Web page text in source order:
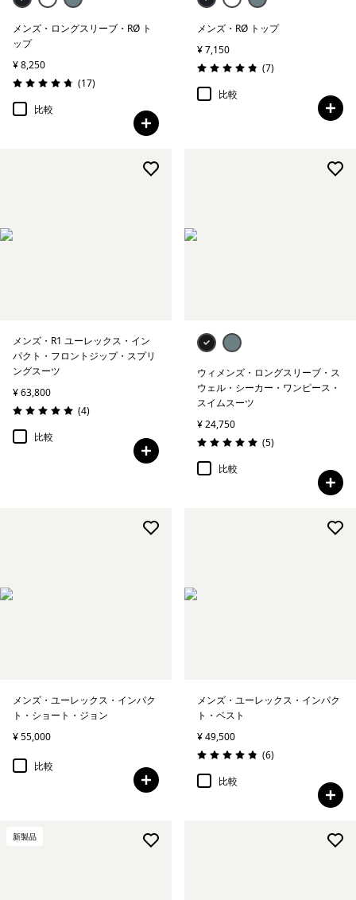
メンズ・ロングスリーブ・RØ ト
ップ
¥ 8,250
評価: 4.7 / 5
(17レビュー
)
比較
メンズ・RØ トップ
¥ 7,150
評価: 4.9 / 5
(7レビュー
)
比較
メンズ・R1 ユーレックス・イン
パクト・フロントジップ・スプリ
ングスーツ
¥ 63,800
評価: 5.0 / 5
(4レビュー
)
比較
ウィメンズ・ロングスリーブ・ス
ウェル・シーカー・ワンピース・
スイムスーツ
¥ 24,750
評価: 5.0 / 5
(5レビュー
)
比較
メンズ・ユーレックス・インパク
ト・ショート・ジョン
¥ 55,000
比較
メンズ・ユーレックス・インパク
ト・ベスト
¥ 49,500
評価: 4.8 / 5
(6レビュー
)
比較
新製品